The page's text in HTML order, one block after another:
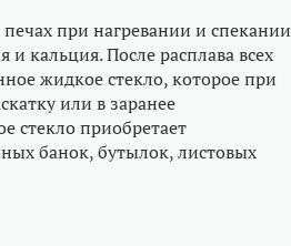
при нагревании и спекании
кальция. После расплава всех
жидкое стекло, которое при
или в заранее
стекло приобретает
банок, бутылок, листовых